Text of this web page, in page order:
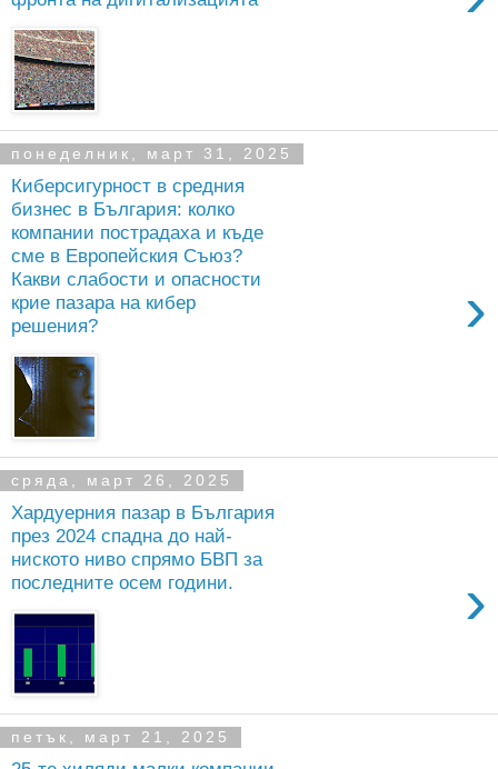
понеделник, март 31, 2025
Киберсигурност в средния
бизнес в България: колко
компании пострадаха и къде
сме в Европейския Съюз?
Какви слабости и опасности
крие пазара на кибер
решения?
›
сряда, март 26, 2025
Хардуерния пазар в България
през 2024 спадна до най-
ниското ниво спрямо БВП за
последните осем години.
›
петък, март 21, 2025